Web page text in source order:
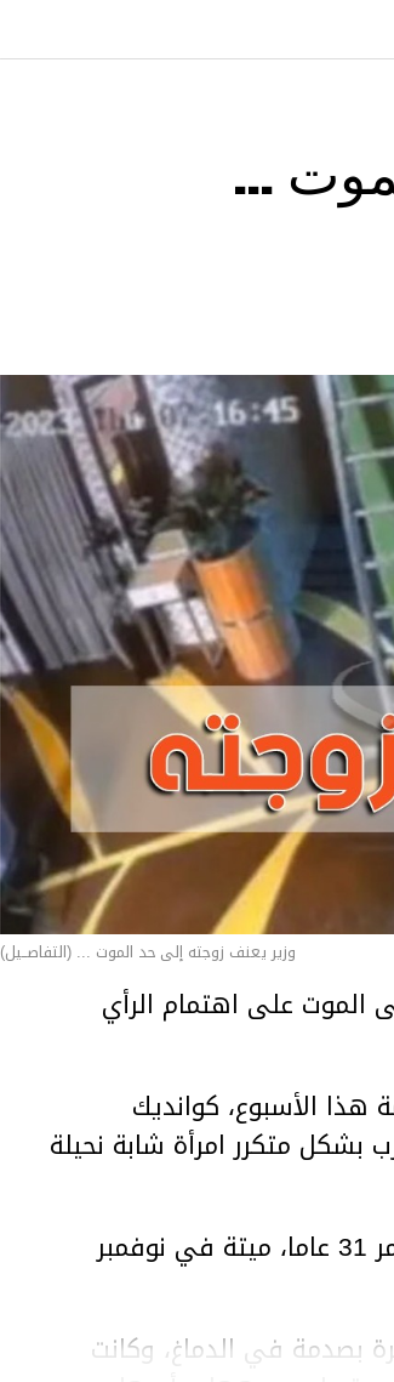
…
وزير يعنف زوجته إلى حد الموت ... (التفاصــيل)
على اهتمام الرأي
الأسبوع، كوانديك
بشكل متكرر امرأة شابة نحيلة
وعثر على المرأة، سلطانات نوكينوفا، البالغة من العمر 31 عاما، ميتة في نوفمبر
بصدمة في الدماغ، وكانت